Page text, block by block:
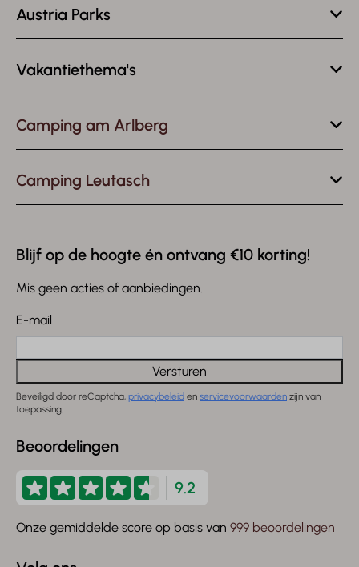
Austria Parks
Vakantiethema's
Camping am Arlberg
Camping Leutasch
Blijf op de hoogte én ontvang €10 korting!
Mis geen acties of aanbiedingen.
E-mail
Versturen
Beveiligd door reCaptcha, privacybeleid en servicevoorwaarden zijn van
toepassing.
Beoordelingen
9.2
Onze gemiddelde score op basis van 999 beoordelingen